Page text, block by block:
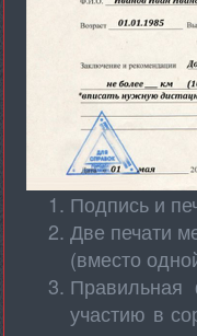
Подпись и
Две печати
(вместо
участию в